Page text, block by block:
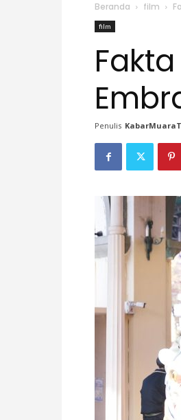
Beranda film
film
Penulis